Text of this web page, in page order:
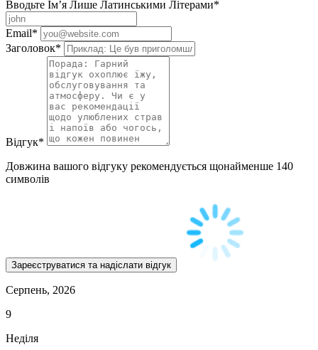
Вводьте Ім’я Лише Латинськими Літерами*
Email*
Заголовок*
Відгук*
Довжина вашого відгуку рекомендується щонайменше 140
символів
Серпень, 2026
9
Неділя